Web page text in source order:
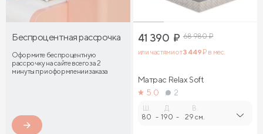
Беспроцентная рассрочка
Оформите беспроцентную
рассрочку на сайте всего за 2
минуты при оформлении заказа
41 390 ₽ 68 980₽
или частями от3 449₽ в мес.
Матрас Relax Soft
5.0
2
80 -
Д.
190 -
В.
29 см.